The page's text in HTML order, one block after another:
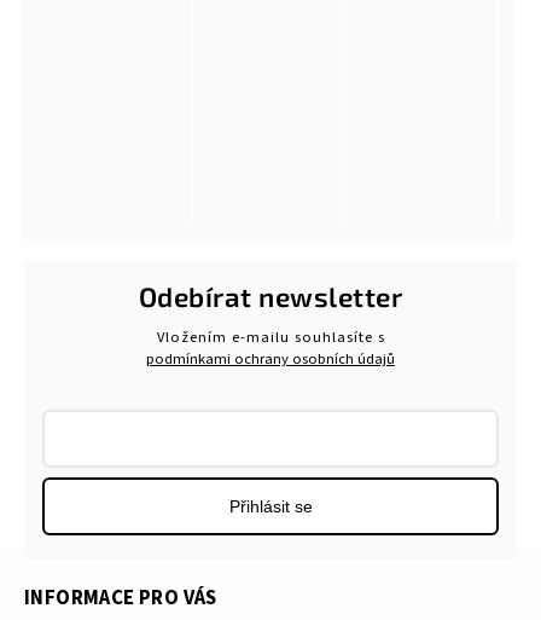
INFORMACE PRO VÁS
Odebírat newsletter
Vložením e-mailu souhlasíte s
podmínkami ochrany osobních údajů
Přihlásit se